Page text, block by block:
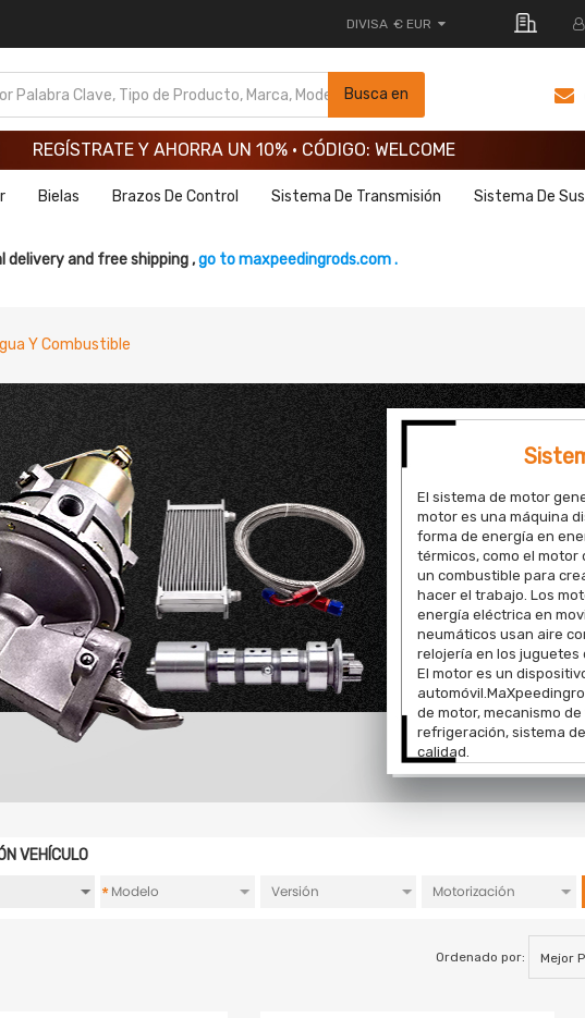
DIVISA € EUR
Busca en
REGÍSTRATE Y AHORRA UN 10% · CÓDIGO: WELCOME
REGÍSTRATE Y AHORRA UN 10% · CÓDIGO: WELCOME
REGÍSTRATE Y AHORRA UN 10% · CÓDIGO: WELCOME
Bielas Brazos De Control Sistema De Transmisión Sistema De
delivery and free shipping ,go to maxpeedingrods.com .
Y Combustible
El sistema de motor
motor es una máquina
forma de energía en
térmicos, como el
un combustible para
hacer el trabajo. Los
energía eléctrica en
neumáticos usan aire
relojería en los juguetes
El motor es un
de motor, mecanismo
refrigeración, sistema
calidad.
VEHÍCULO
*
Ordenado por: